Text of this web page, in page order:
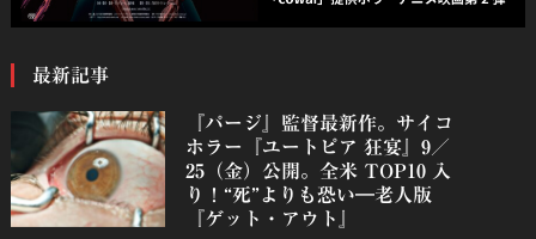
最新記事
『パージ』監督最新作。サイコ
ホラー『ユートピア 狂宴』9／
25（金）公開。全米 TOP10 入
り！“死”よりも恐い―老人版
『ゲット・アウト』